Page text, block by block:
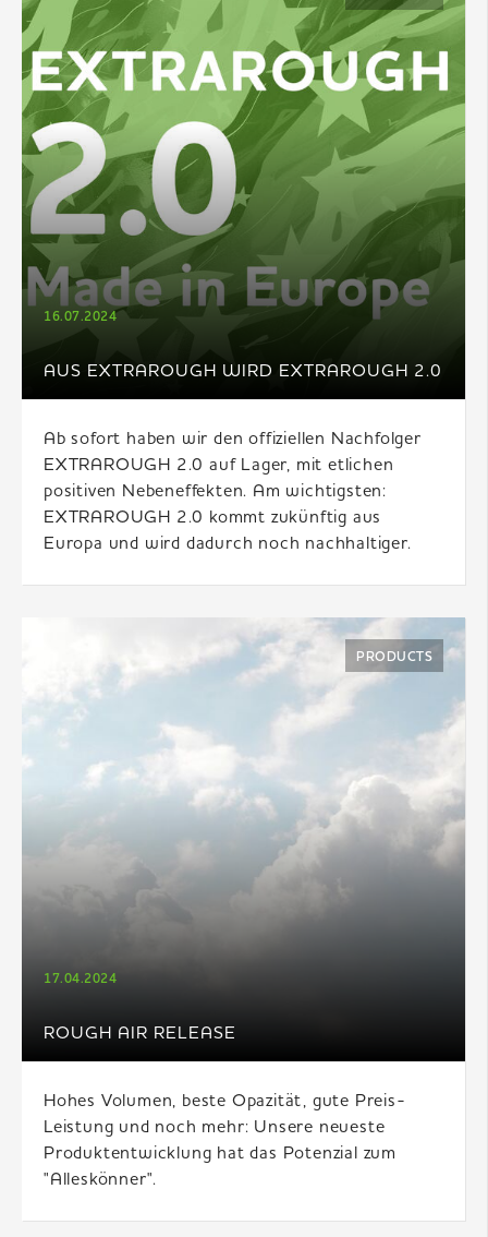
AUS EXTRAROUGH WIRD EXTRAROUGH 2.0
16.07.2024
Ab sofort haben wir den offiziellen Nachfolger
EXTRAROUGH 2.0 auf Lager, mit etlichen
positiven Nebeneffekten. Am wichtigsten:
EXTRAROUGH 2.0 kommt zukünftig aus
Europa und wird dadurch noch nachhaltiger.
ROUGH AIR RELEASE
17.04.2024
PRODUCTS
Hohes Volumen, beste Opazität, gute Preis-
Leistung und noch mehr: Unsere neueste
Produktentwicklung hat das Potenzial zum
"Alleskönner".